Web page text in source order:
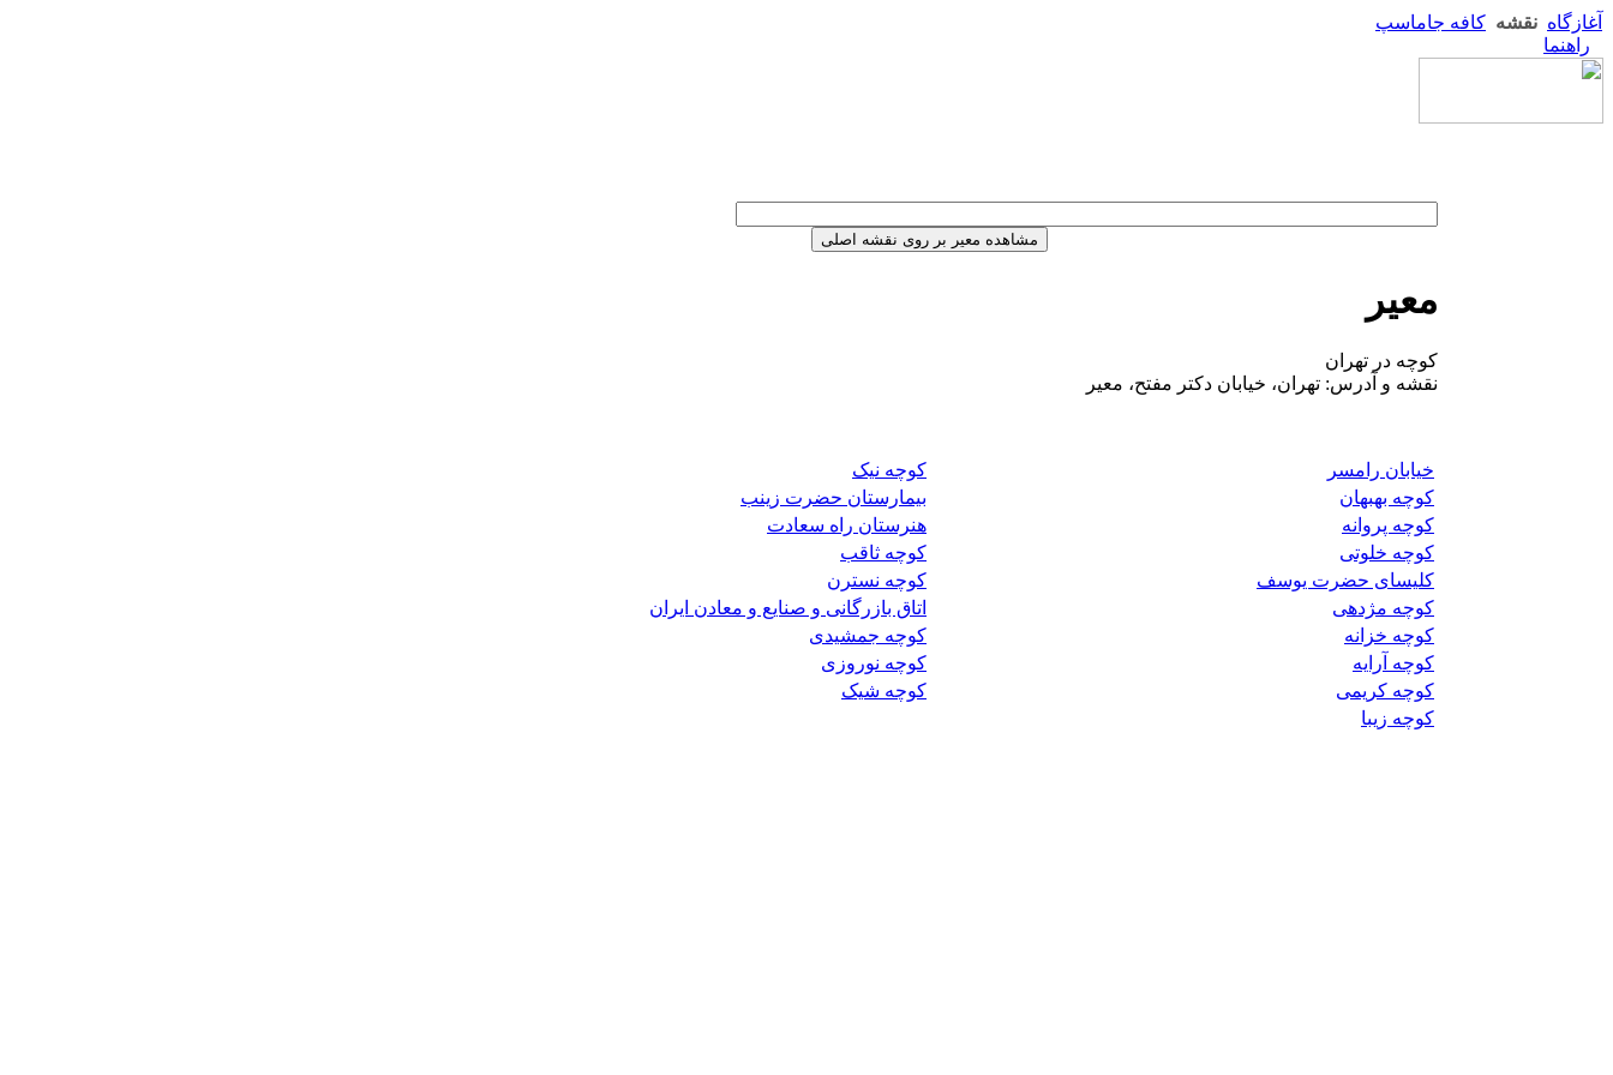
آغازگاه نقشه کافه جاماسپ
راهنما
معیر
کوچه در تهران
نقشه و آدرس: تهران، خیابان دکتر مفتح، معیر
خیابان رامسر
کوچه نیک
کوچه بهبهان
بیمارستان حضرت زینب
کوچه پروانه
هنرستان راه سعادت
کوچه خلوتی
کوچه ثاقب
کلیسای حضرت یوسف
کوچه نسترن
کوچه مژدهی
اتاق بازرگانی و صنایع و معادن ایران
کوچه خزانه
کوچه جمشیدی
کوچه آرایه
کوچه نوروزی
کوچه کریمی
کوچه شیک
کوچه زیبا